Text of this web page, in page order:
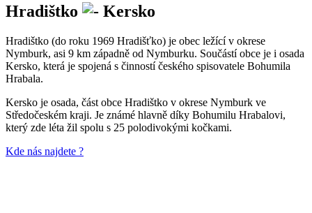
Hradištko Kersko
Hradištko (do roku 1969 Hradišťko) je obec ležící v okrese
Nymburk, asi 9 km západně od Nymburku. Součástí obce je i osada
Kersko, která je spojená s činností českého spisovatele Bohumila
Hrabala.
Kersko je osada, část obce Hradištko v okrese Nymburk ve
Středočeském kraji. Je známé hlavně díky Bohumilu Hrabalovi,
který zde léta žil spolu s 25 polodivokými kočkami.
Kde nás najdete ?